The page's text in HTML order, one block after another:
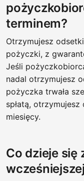
terminem?
Otrzymujesz
pożyczki, z
Jeśli
nadal otrzymujesz
pożyczka trwała
spłatą,
miesięcy.
Co dzieje się